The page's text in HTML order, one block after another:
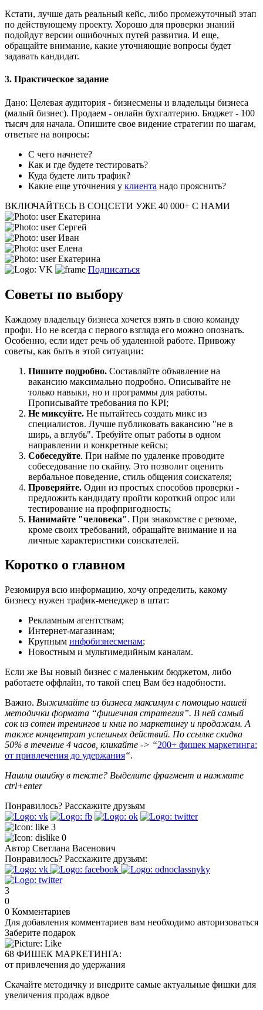
Кстати, лучше дать реальный кейс, либо промежуточный этап
по действующему проекту. Хорошо для проверки знаний
подойдут версии ошибочных путей развития. И еще,
обращайте внимание, какие уточняющие вопросы будет
задавать кандидат.
3. Практическое задание
Дано: Целевая аудитория - бизнесмены и владельцы бизнеса
(малый бизнес). Продаем - онлайн бухгалтерию. Бюджет - 100
тысяч для начала. Опишите свое видение стратегии по шагам,
ответьте на вопросы:
С чего начнете?
Как и где будете тестировать?
Куда будете лить трафик?
Какие еще уточнения у клиента надо прояснить?
ВКЛЮЧАЙТЕСЬ В СОЦСЕТИ УЖЕ 40 000+ С НАМИ
Екатерина
Сергей
Иван
Елена
Екатерина
Подписаться
Советы по выбору
Каждому владельцу бизнеса хочется взять в свою команду
профи. Но не всегда с первого взгляда его можно опознать.
Особенно, если идет речь об удаленной работе. Привожу
советы, как быть в этой ситуации:
Пишите подробно. Составляйте объявление на
вакансию максимально подробно. Описывайте не
только навыки, но и программы для работы.
Прописывайте требования по KPI;
Не миксуйте. Не пытайтесь создать микс из
специалистов. Лучше публиковать вакансию "не в
ширь, а вглубь". Требуйте опыт работы в одном
направлении и конкретные кейсы;
Собеседуйте. При найме по удаленке проводите
собеседование по скайпу. Это позволит оценить
вербальное поведение, стиль общения соискателя;
Проверяйте. Один из простых способов проверки -
предложить кандидату пройти короткий опрос или
тестирование на профпригодность;
Нанимайте "человека". При знакомстве с резюме,
кроме своих требований, обращайте внимание и на
личные характеристики соискателей.
Коротко о главном
Резюмируя всю информацию, хочу определить, какому
бизнесу нужен трафик-менеджер в штат:
Рекламным агентствам;
Интернет-магазинам;
Крупным инфобизнесменам;
Новостным и мультимедийным каналам.
Если же Вы новый бизнес с маленьким бюджетом, либо
работаете оффлайн, то такой спец Вам без надобности.
Важно. Выжимайте из бизнеса максимум с помощью нашей
методички формата “фишечная стратегия”. В ней самый
сок из сотен тренингов и книг по маркетингу и продажам. А
также концентрат успешных действий. По ссылке скидка
50% в течение 4 часов, кликайте -> “200+ фишек маркетинга:
от привлечения до удержания“.
Нашли ошибку в тексте? Выделите фрагмент и нажмите
ctrl+enter
Понравилось? Расскажите друзьям
3
0
Автор Светлана Васенович
Понравилось? Расскажите друзьям:
3
0
0 Комментариев
Для добавления комментариев вам необходимо авторизоваться
Заберите подарок
68 ФИШЕК МАРКЕТИНГА:
от привлечения до удержания
Скачайте методичку и внедрите самые актуальные фишки для
увеличения продаж вдвое